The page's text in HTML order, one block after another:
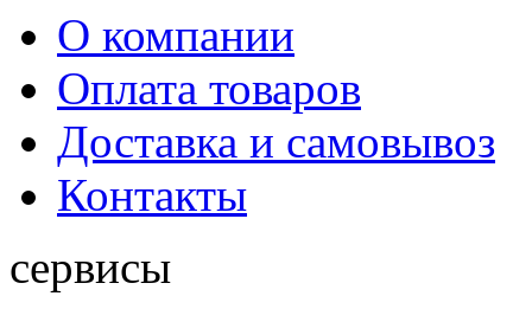
О компании
Оплата товаров
Доставка и самовывоз
Контакты
сервисы